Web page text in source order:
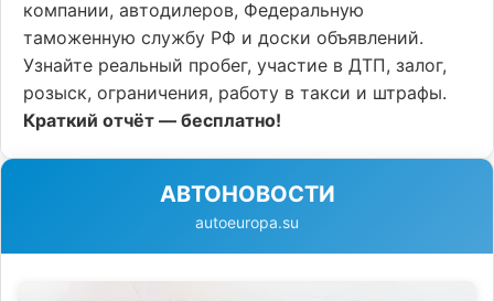
компании, автодилеров, Федеральную
таможенную службу РФ и доски объявлений.
Узнайте реальный пробег, участие в ДТП, залог,
розыск, ограничения, работу в такси и штрафы.
Краткий отчёт — бесплатно!
АВТОНОВОСТИ
autoeuropa.su